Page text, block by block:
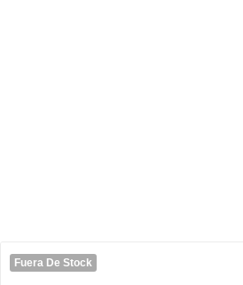
Fuera De Stock